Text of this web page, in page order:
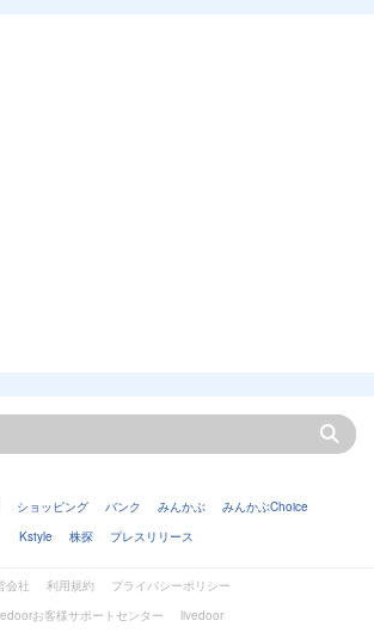
ショッピング バンク みんかぶ
みんかぶChoice
Kstyle
株探 プレスリリース
会社 利用規約
プライバシーポリシー
お客様サポートセンター
livedoor